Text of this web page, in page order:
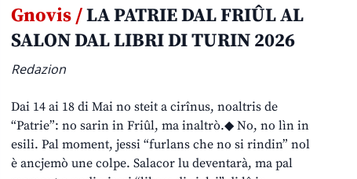
Gnovis /LA PATRIE DAL FRIÛL AL
SALON DAL LIBRI DI TURIN 2026
Redazion
Dai 14 ai 18 di Mai no steit a cirînus, noaltris de
“Patrie”: no sarin in Friûl, ma inaltrò.◆ No, no lìn in
esili. Pal moment, jessi “furlans che no si rindin” nol
è ancjemò une colpe. Salacor lu deventarà, ma pal